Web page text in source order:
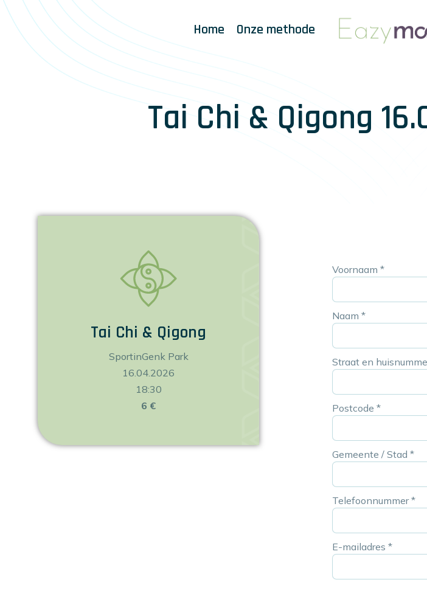
Home Onze methode
Tai Chi & Qigong
Tai Chi & Qigong
SportinGenk Park
16.04.2026
18:30
6 €
Voornaam *
Naam *
Straat en
Postcode *
Gemeente / Stad *
Telefoonnummer*
E-mailadres *